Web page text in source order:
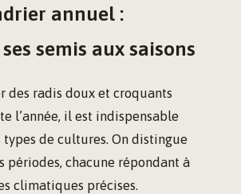
annuel :
semis aux saisons
des radis doux et croquants
l’année, il est indispensable
de cultures. On distingue
périodes, chacune répondant à
climatiques précises.